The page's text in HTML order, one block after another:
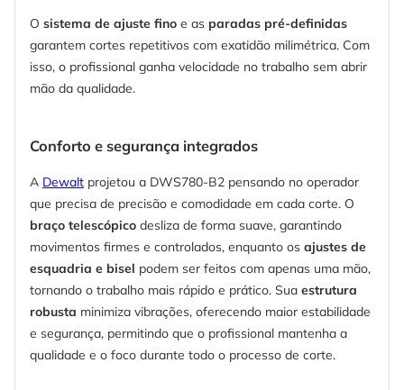
O sistema de ajuste fino e as paradas pré-definidas
garantem cortes repetitivos com exatidão milimétrica. Com
isso, o profissional ganha velocidade no trabalho sem abrir
mão da qualidade.
Conforto e segurança integrados
A Dewalt projetou a DWS780-B2 pensando no operador
que precisa de precisão e comodidade em cada corte. O
braço telescópico desliza de forma suave, garantindo
movimentos firmes e controlados, enquanto os ajustes de
esquadria e bisel podem ser feitos com apenas uma mão,
tornando o trabalho mais rápido e prático. Sua estrutura
robusta minimiza vibrações, oferecendo maior estabilidade
e segurança, permitindo que o profissional mantenha a
qualidade e o foco durante todo o processo de corte.